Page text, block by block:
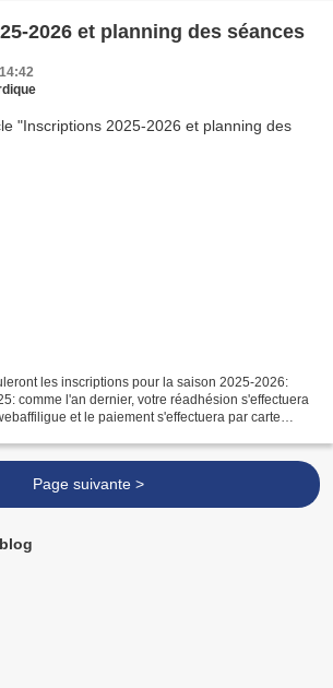
2026 et planning des séances
les inscriptions pour la saison 2025-2026:
comme l'an dernier, votre réadhésion s'effectuera
et le paiement s'effectuera par carte
Page suivante >